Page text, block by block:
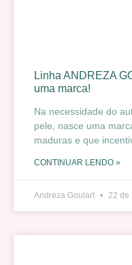
Linha ANDREZA
uma marca!
Na necessidade do
pele, nasce uma
maduras e que
CONTINUAR LENDO »
Andreza Goulart 22 de